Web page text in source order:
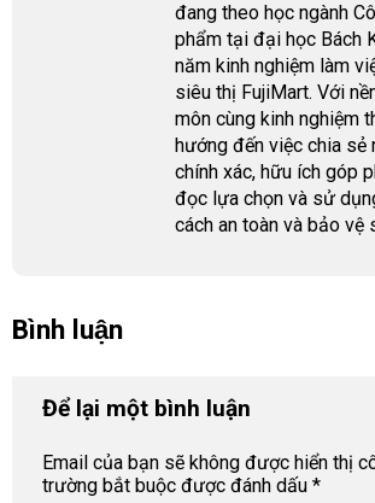
đang theo học ngành
phẩm tại đại học Bách
năm kinh nghiệm làm
siêu thị FujiMart. Với
môn cùng kinh nghiệm
hướng đến việc chia sẻ
chính xác, hữu ích góp
đọc lựa chọn và sử
cách an toàn và bảo vệ
Bình luận
Để lại một bình luận
Email của bạn sẽ không được hiển thị
trường bắt buộc được đánh dấu *